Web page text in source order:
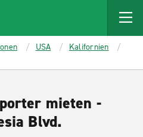
USA
Kalifornien
mieten -
Blvd.